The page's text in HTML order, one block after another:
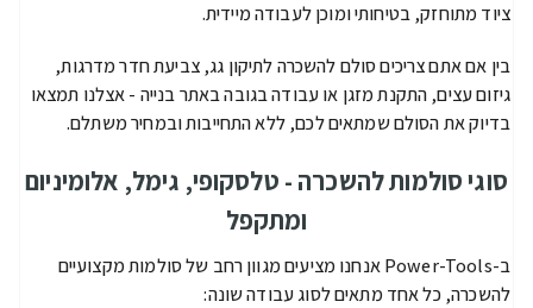
ציוד מתוחזק, בטיחותי ומוכן לעבודה מיידית.
בין אם אתם צריכים סולם להשכרה לתיקון גג, צביעת חדר מדרגות,
גיזום עצים, התקנת מזגן או עבודה בגובה באתר בנייה - אצלנו תמצאו
בדיוק את הסולם שמתאים לכם, ללא התחייבות ובמחיר משתלם.
סוגי סולמות להשכרה - טלסקופי, גימל, אלומיניום
ומתקפל
ב-Power-Tools אנחנו מציעים מגוון רחב של סולמות מקצועיים
להשכרה, כל אחד מתאים לסוג עבודה שונה: